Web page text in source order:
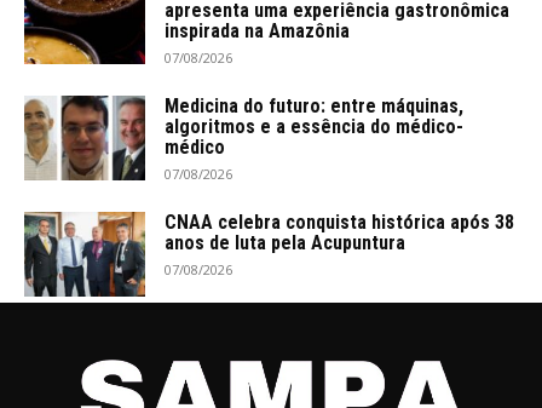
apresenta uma experiência gastronômica
inspirada na Amazônia
07/08/2026
Medicina do futuro: entre máquinas,
algoritmos e a essência do médico-
médico
07/08/2026
CNAA celebra conquista histórica após 38
anos de luta pela Acupuntura
07/08/2026